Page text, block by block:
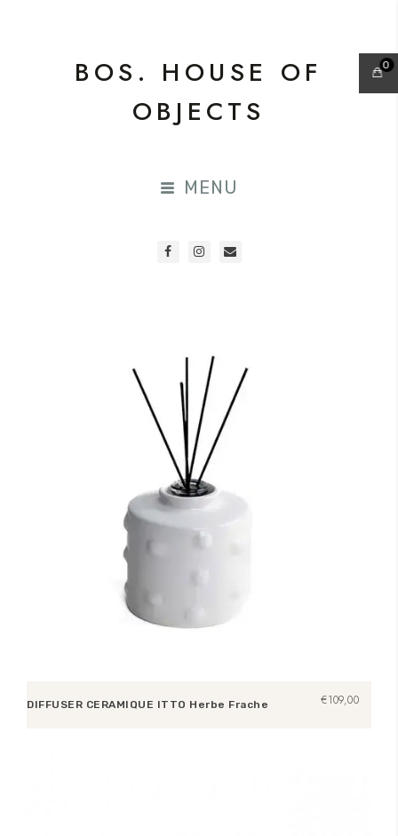
BOS. HOUSE OF
OBJECTS
MENU
DIFFUSER CERAMIQUE ITTO Herbe Frache €109,00
0